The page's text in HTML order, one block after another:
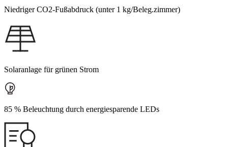
Niedriger CO2-Fußabdruck (unter 1 kg/Beleg.zimmer)
Solaranlage für grünen Strom
85 % Beleuchtung durch energiesparende LEDs